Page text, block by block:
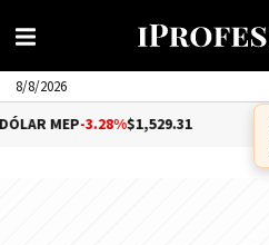
8/8/2026
MEP-3.28%$1,529.31